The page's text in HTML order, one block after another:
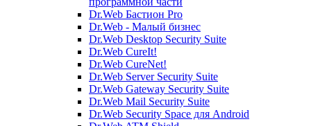
Dr.Web Бастион Pro
Dr.Web - Малый бизнес
Dr.Web Desktop Security Suite
Dr.Web CureIt!
Dr.Web CureNet!
Dr.Web Server Security Suite
Dr.Web Gateway Security Suite
Dr.Web Mail Security Suite
Dr.Web Security Space для Android